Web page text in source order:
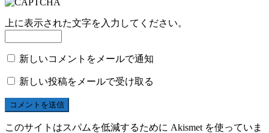
上に表示された文字を入力してください。
新しいコメントをメールで通知
新しい投稿をメールで受け取る
このサイトはスパムを低減するために Akismet を使っていま